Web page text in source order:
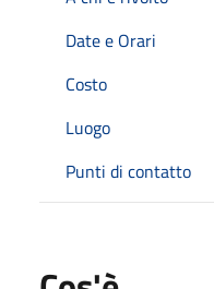
Date e Orari
Costo
Luogo
Punti di contatto